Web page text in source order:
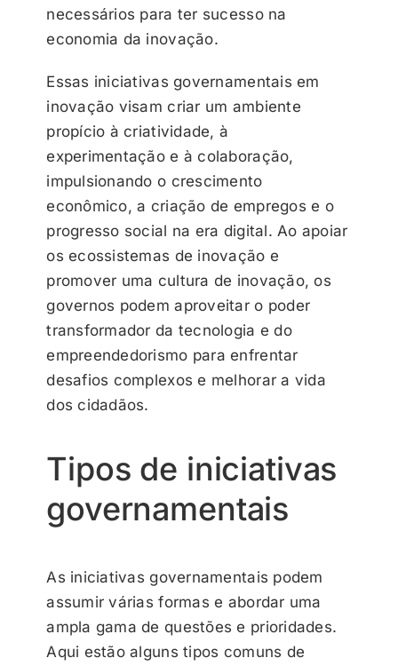
necessários para ter sucesso na
economia da inovação.
Essas iniciativas governamentais em
inovação visam criar um ambiente
propício à criatividade, à
experimentação e à colaboração,
impulsionando o crescimento
econômico, a criação de empregos e o
progresso social na era digital. Ao apoiar
os ecossistemas de inovação e
promover uma cultura de inovação, os
governos podem aproveitar o poder
transformador da tecnologia e do
empreendedorismo para enfrentar
desafios complexos e melhorar a vida
dos cidadãos.
Tipos de iniciativas
governamentais
As iniciativas governamentais podem
assumir várias formas e abordar uma
ampla gama de questões e prioridades.
Aqui estão alguns tipos comuns de